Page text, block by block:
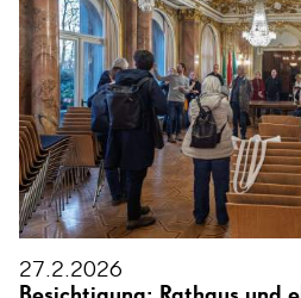
27.2.2026